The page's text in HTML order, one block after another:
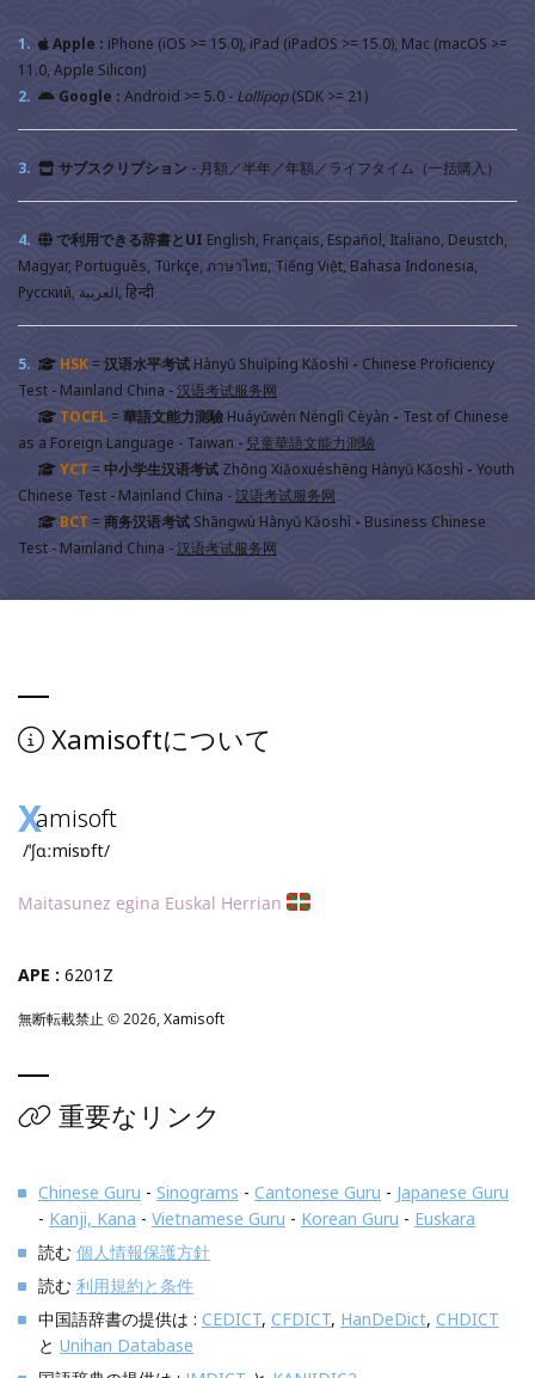
1. Apple : iPhone (iOS >= 15.0), iPad (iPadOS >= 15.0), Mac (macOS >=
11.0, Apple Silicon)
2.
Google : Android >= 5.0 - Lollipop(SDK >= 21)
3. サブスクリプション - 月額／半年／年額／ライフタイム（一括購入）
4. で利用できる辞書とUI English, Français, Español, Italiano, Deustch,
Magyar, Português, Türkçe, ภาษาไทย, Tiếng Việt, Bahasa Indonesia,
Русский, العربية, हिन्दी
5. HSK= 汉语水平考试 Hànyǔ Shuǐpíng Kǎoshì - Chinese Proficiency
Test - Mainland China -汉语考试服务网
TOCFL= 華語文能力測驗 Huáyǔwén Nénglì Cèyàn - Test of Chinese
as a Foreign Language - Taiwan - 兒童華語文能力測驗
YCT = 中小学生汉语考试 Zhōng Xiǎoxuéshēng Hànyǔ Kǎoshì - Youth
Chinese Test - Mainland China -汉语考试服务网
BCT = 商务汉语考试 Shāngwù Hànyǔ Kǎoshì - Business Chinese
Test - Mainland China -汉语考试服务网
Xamisoftについて
Xamisoft
/ˈʃɑːmisɒft/
Maitasunez egina Euskal Herrian
APE : 6201Z
無断転載禁止 © 2026,Xamisoft
重要なリンク
Chinese Guru - Sinograms - Cantonese Guru - Japanese Guru
- Kanji, Kana - Vietnamese Guru - Korean Guru - Euskara
読む 個人情報保護方針
読む 利用規約と条件
中国語辞書の提供は : CEDICT, CFDICT, HanDeDict, CHDICT
と Unihan Database